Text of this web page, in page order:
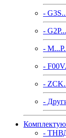
-
-
-
-
-
-
-